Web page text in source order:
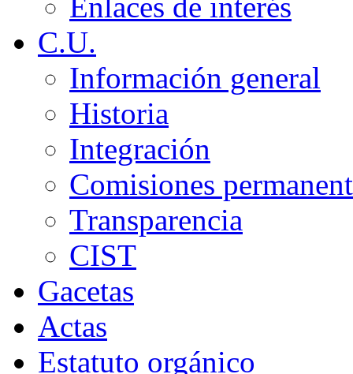
C.U.
Información general
Historia
Integración
Comisiones
Transparencia
CIST
Gacetas
Actas
Estatuto orgánico